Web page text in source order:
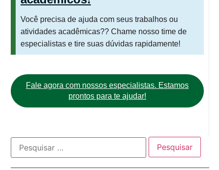
Você precisa de ajuda com seus trabalhos ou
atividades acadêmicas?? Chame nosso time de
especialistas e tire suas dúvidas rapidamente!
Fale agora com nossos especialistas. Estamos
prontos para te ajudar!